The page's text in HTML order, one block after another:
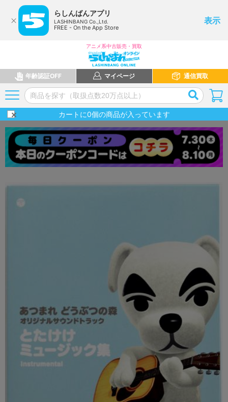
らしんばんアプリ
LASHINBANG Co.,Ltd.
FREE - On the App Store
表示
アニメ系中古販売・買取
年齢認証OFF マイページ 通信買取
カートに0個の商品が入っています